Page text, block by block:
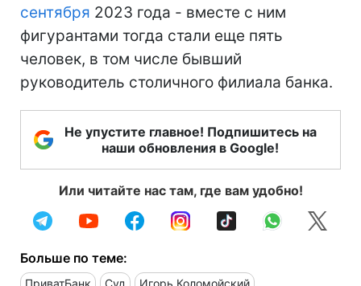
сентября 2023 года - вместе с ним
фигурантами тогда стали еще пять
человек, в том числе бывший
руководитель столичного филиала банка.
Не упустите главное! Подпишитесь на
наши обновления в Google!
Или читайте нас там, где вам удобно!
Больше по теме: